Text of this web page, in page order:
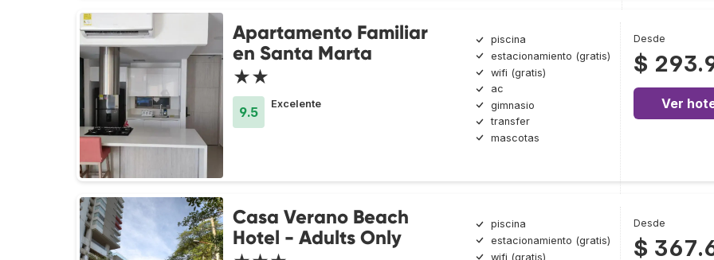
Apartamento Familiar
en Santa Marta
★★
9.5
Excelente
piscina
estacionamiento (gratis)
wifi (gratis)
ac
gimnasio
transfer
mascotas
Desde
$
Ver
Casa Verano Beach
Hotel - Adults Only
piscina
estacionamiento (gratis)
wifi (gratis)
Desde
$